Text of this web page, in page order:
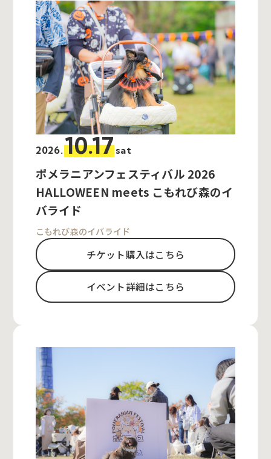
2026.10.17sat
ポメラニアンフェスティバル 2026
HALLOWEEN meets こもれび森のイ
バライド
こもれび森のイバライド
チケット購入はこちら
イベント詳細はこちら